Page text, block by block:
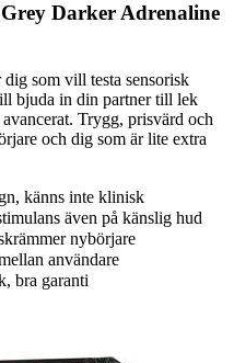
Darker Adrenaline
som vill testa sensorisk
bjuda in din partner till lek
Trygg, prisvärd och
och dig som är lite extra
känns inte klinisk
även på känslig hud
nybörjare
användare
bra garanti